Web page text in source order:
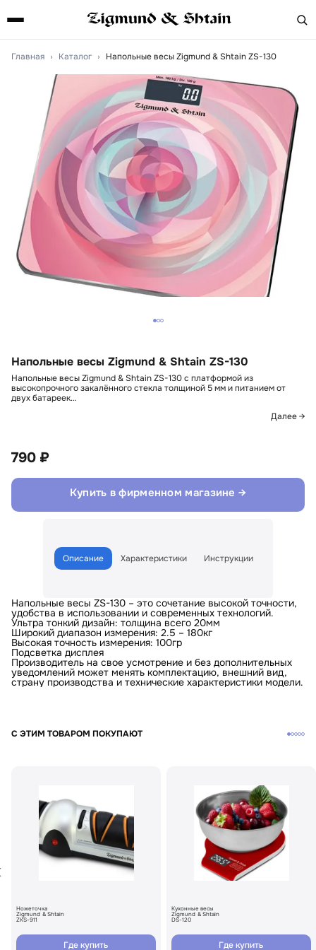
Главная › Каталог › Напольные весы Zigmund & Shtain ZS-130
Напольные весы Zigmund & Shtain ZS-130
Напольные весы Zigmund & Shtain ZS-130 с платформой из
высокопрочного закалённого стекла толщиной 5 мм и питанием от
двух батареек…
Далее →
790 ₽
Купить в фирменном магазине →
Описание Характеристики Инструкции
Напольные весы ZS-130 – это сочетание высокой точности,
удобства в использовании и современных технологий.
Ультра тонкий дизайн: толщина всего 20мм
Широкий диапазон измерения: 2.5 – 180кг
Высокая точность измерения: 100гр
Подсветка дисплея
Производитель на свое усмотрение и без дополнительных
уведомлений может менять комплектацию, внешний вид,
страну производства и технические характеристики модели.
С ЭТИМ ТОВАРОМ ПОКУПАЮТ
Ножеточка
Zigmund & Shtain
ZKS-911
Где купить
Кухонные весы
Zigmund & Shtain
DS-120
Где купить
Заполните короткую форму —
Ваш номер
Поделитесь впечатлениями
Загрузить фото
С условиями "Пользовательского соглашения" ознакомлен